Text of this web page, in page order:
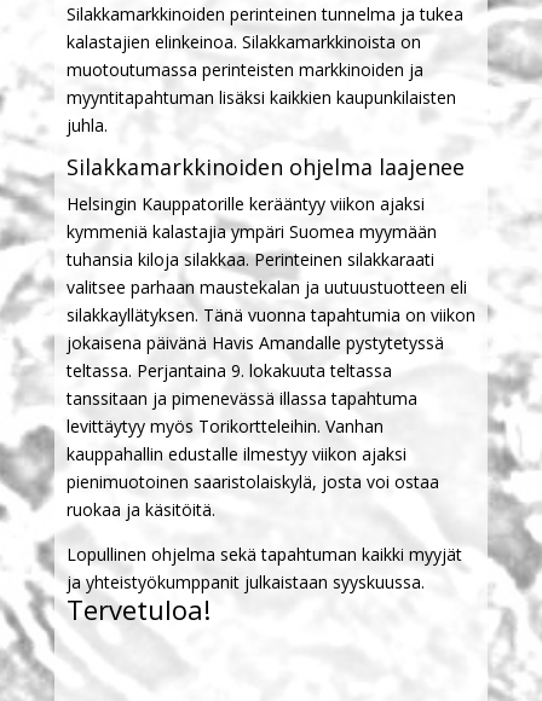
Silakkamarkkinoiden perinteinen tunnelma ja tukea
kalastajien elinkeinoa. Silakkamarkkinoista on
muotoutumassa perinteisten markkinoiden ja
myyntitapahtuman lisäksi kaikkien kaupunkilaisten
juhla.
Silakkamarkkinoiden ohjelma laajenee
Helsingin Kauppatorille kerääntyy viikon ajaksi
kymmeniä kalastajia ympäri Suomea myymään
tuhansia kiloja silakkaa. Perinteinen silakkaraati
valitsee parhaan maustekalan ja uutuustuotteen eli
silakkayllätyksen. Tänä vuonna tapahtumia on viikon
jokaisena päivänä Havis Amandalle pystytetyssä
teltassa. Perjantaina 9. lokakuuta teltassa
tanssitaan ja pimenevässä illassa tapahtuma
levittäytyy myös Torikortteleihin. Vanhan
kauppahallin edustalle ilmestyy viikon ajaksi
pienimuotoinen saaristolaiskylä, josta voi ostaa
ruokaa ja käsitöitä.
Lopullinen ohjelma sekä tapahtuman kaikki myyjät
ja yhteistyökumppanit julkaistaan syyskuussa.
Tervetuloa!